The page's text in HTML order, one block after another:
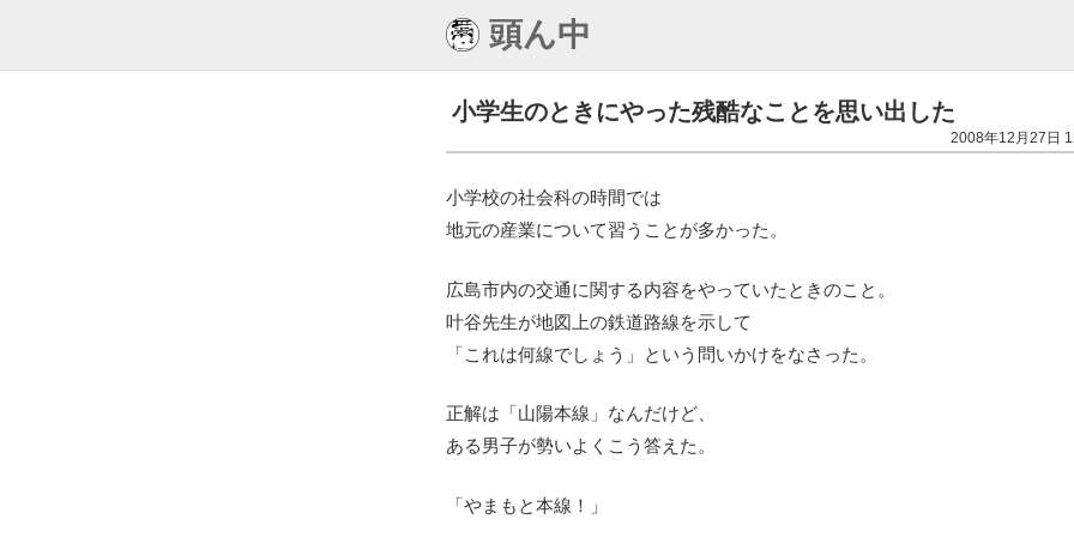
頭ん中
小学生のときにやった残酷なことを思い出した
2008年12月27日
小学校の社会科の時間では
地元の産業について習うことが多かった。
広島市内の交通に関する内容をやっていたときのこと。
叶谷先生が地図上の鉄道路線を示して
「これは何線でしょう」という問いかけをなさった。
正解は「山陽本線」なんだけど、
ある男子が勢いよくこう答えた。
「やまもと本線！」